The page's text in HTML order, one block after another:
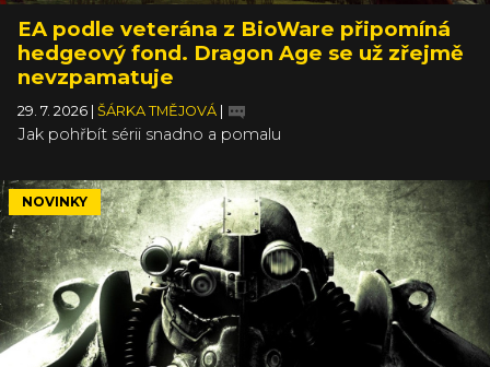
EA podle veterána z BioWare připomíná
hedgeový fond. Dragon Age se už zřejmě
nevzpamatuje
29. 7. 2026 ŠÁRKA TMĚJOVÁ
Jak pohřbít sérii snadno a pomalu
NOVINKY